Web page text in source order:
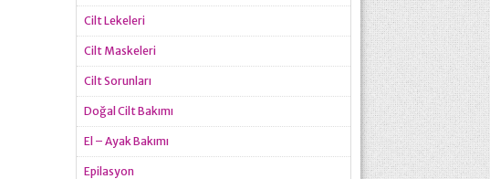
Cilt Lekeleri
Cilt Maskeleri
Cilt Sorunları
Doğal Cilt Bakımı
El – Ayak Bakımı
Epilasyon